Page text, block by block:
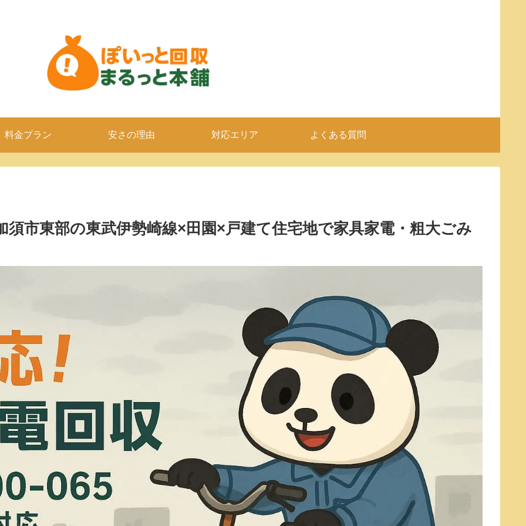
料金プラン 安さの理由 対応エリア よくある質問
須市東部の東武伊勢崎線×田園×戸建て住宅地で家具家電・粗大ごみ